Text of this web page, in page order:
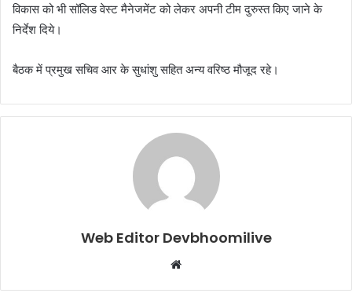
विकास को भी सॉलिड वेस्ट मैनेजमेंट को लेकर अपनी टीम दुरुस्त किए जाने के
निर्देश दिये।
बैठक में प्रमुख सचिव आर के सुधांशु सहित अन्य वरिष्ठ मौजूद रहे।
Web Editor Devbhoomilive
Website